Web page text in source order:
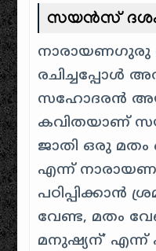
സയൻസ്
നാരായണഗുരു
രചിച്ചപ്പോൾ
സഹോദരൻ
കവിതയാണ്
ജാതി ഒരു
എന്ന്
പഠിപ്പിക്കാൻ
വേണ്ട, മതം
മനുഷ്യന്’ എന്ന്